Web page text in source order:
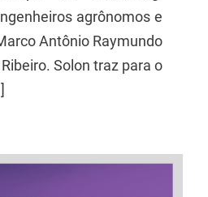
agrônomos e
Antônio Raymundo
Solon traz para o